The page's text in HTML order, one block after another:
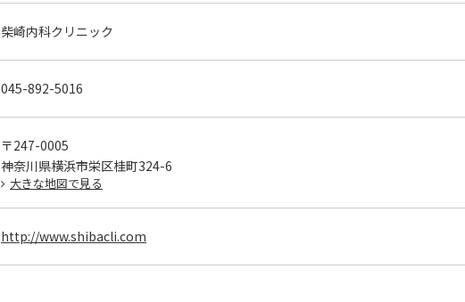
柴崎内科クリニック
045-892-5016
〒247-0005
神奈川県横浜市栄区桂町324-6
大きな地図で見る
http://www.shibacli.com